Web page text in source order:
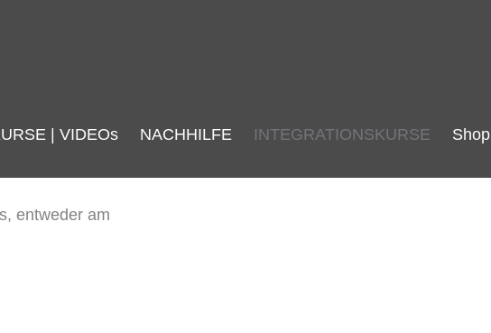
| VIDEOs NACHHILFE INTEGRATIONSKURSE Shop
entweder am